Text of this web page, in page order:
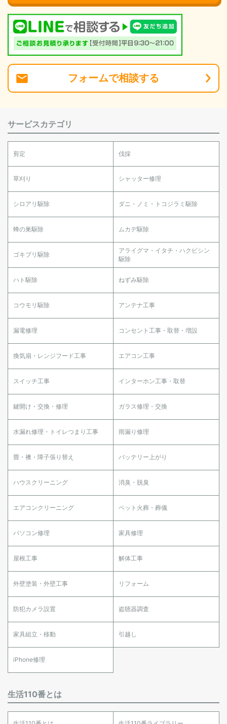
フォームで相談する
サービスカテゴリ
剪定 伐採
草刈り シャッター修理
シロアリ駆除 ダニ・ノミ・トコジラミ駆除
蜂の巣駆除 ムカデ駆除
ゴキブリ駆除
アライグマ・イタチ・ハクビシン
駆除
ハト駆除 ねずみ駆除
コウモリ駆除 アンテナ工事
漏電修理 コンセント工事・取替・増設
換気扇・レンジフード工事 エアコン工事
スイッチ工事 インターホン工事・取替
鍵開け・交換・修理 ガラス修理・交換
水漏れ修理・トイレつまり工事 雨漏り修理
畳・襖・障子張り替え バッテリー上がり
ハウスクリーニング 消臭・脱臭
エアコンクリーニング ペット火葬・葬儀
パソコン修理 家具修理
屋根工事 解体工事
外壁塗装・外壁工事 リフォーム
防犯カメラ設置 盗聴器調査
家具組立・移動 引越し
iPhone修理
生活110番とは